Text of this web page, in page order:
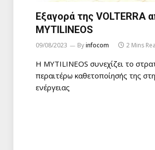
Εξαγορά της VOLTERRA
MYTILINEOS
09/08/2023 Byinfocom 2 Mins
Η MYTILINEOS συνεχίζει το
περαιτέρω καθετοποίησής της
ενέργειας